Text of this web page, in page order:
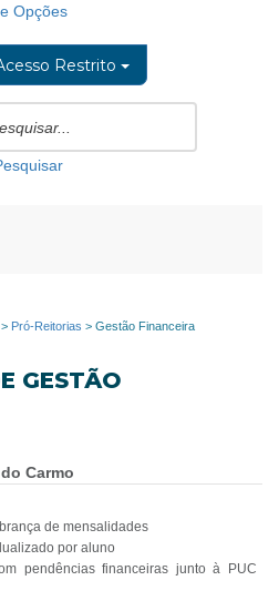
Opções
Restrito
> Pró-Reitorias > Gestão Financeira
GESTÃO
Carmo
de mensalidades
por aluno
pendências financeiras junto à PUC